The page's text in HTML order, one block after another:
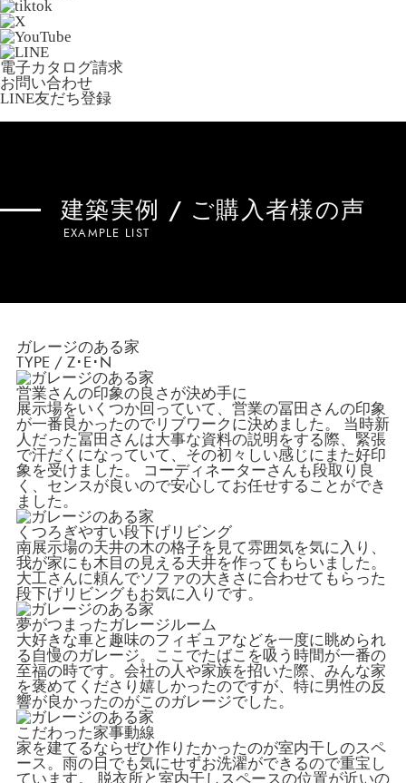
電子カタログ請求
お問い合わせ
LINE友だち登録
建築実例 / ご購入者様の声
EXAMPLE LIST
ガレージのある家
TYPE / Z･E･N
営業さんの印象の良さが決め手に
展示場をいくつか回っていて、営業の冨田さんの印象
が一番良かったのでリブワークに決めました。 当時新
人だった冨田さんは大事な資料の説明をする際、緊張
で汗だくになっていて、その初々しい感じにまた好印
象を受けました。 コーディネーターさんも段取り良
く、センスが良いので安心してお任せすることができ
ました。
くつろぎやすい段下げリビング
南展示場の天井の木の格子を見て雰囲気を気に入り、
我が家にも木目の見える天井を作ってもらいました。
大工さんに頼んでソファの大きさに合わせてもらった
段下げリビングもお気に入りです。
夢がつまったガレージルーム
大好きな車と趣味のフィギュアなどを一度に眺められ
る自慢のガレージ。ここでたばこを吸う時間が一番の
至福の時です。会社の人や家族を招いた際、みんな家
を褒めてくださり嬉しかったのですが、特に男性の反
響が良かったのがこのガレージでした。
こだわった家事動線
家を建てるならぜひ作りたかったのが室内干しのスペ
ース。雨の日でも気にせずお洗濯ができるので重宝し
ています。 脱衣所と室内干しスペースの位置が近いの